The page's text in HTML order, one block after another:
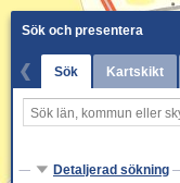
Sök och presentera
Sök Kartskikt
Detaljerad sökning